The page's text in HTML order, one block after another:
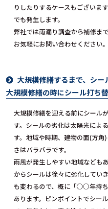
りしたりするケースもございま
でも発生します。
弊社では雨漏り調査から補修ま
お気軽にお問い合わせください。
大規模修繕するまで、シー
大規模修繕の時にシール打ち
大規模修繕を迎える前にシール
す。シールの劣化は太陽光によ
す。地域や時期、建物の面(方
さはバラバラです。
雨風が発生しやすい地域なども
からシールは徐々に劣化してい
も変わるので、概に「○○年持
あります。ピンポイントでシー